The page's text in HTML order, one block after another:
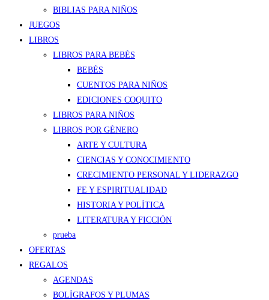
BIBLIAS PARA NIÑOS
JUEGOS
LIBROS
LIBROS PARA BEBÉS
BEBÉS
CUENTOS PARA NIÑOS
EDICIONES COQUITO
LIBROS PARA NIÑOS
LIBROS POR GÉNERO
ARTE Y CULTURA
CIENCIAS Y CONOCIMIENTO
CRECIMIENTO PERSONAL Y LIDERAZGO
FE Y ESPIRITUALIDAD
HISTORIA Y POLÍTICA
LITERATURA Y FICCIÓN
prueba
OFERTAS
REGALOS
AGENDAS
BOLÍGRAFOS Y PLUMAS